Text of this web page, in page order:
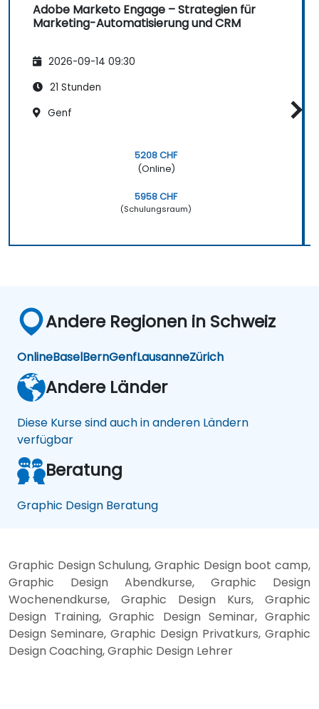
Adobe Marketo Engage – Strategien für
Marketing-Automatisierung und CRM
2026-09-14 09:30
21 Stunden
Genf
5208 CHF
(Online)
5958 CHF
(Schulungsraum)
Andere Regionen in Schweiz
OnlineBaselBernGenfLausanneZürich
Andere Länder
Diese Kurse sind auch in anderen Ländern
verfügbar
Beratung
Graphic Design Beratung
Graphic Design Schulung, Graphic Design boot camp,
Graphic Design Abendkurse, Graphic Design
Wochenendkurse, Graphic Design Kurs, Graphic
Design Training, Graphic Design Seminar, Graphic
Design Seminare, Graphic Design Privatkurs, Graphic
Design Coaching, Graphic Design Lehrer